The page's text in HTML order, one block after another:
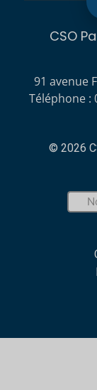
CSO
91 avenue
Téléphone :
© 2026